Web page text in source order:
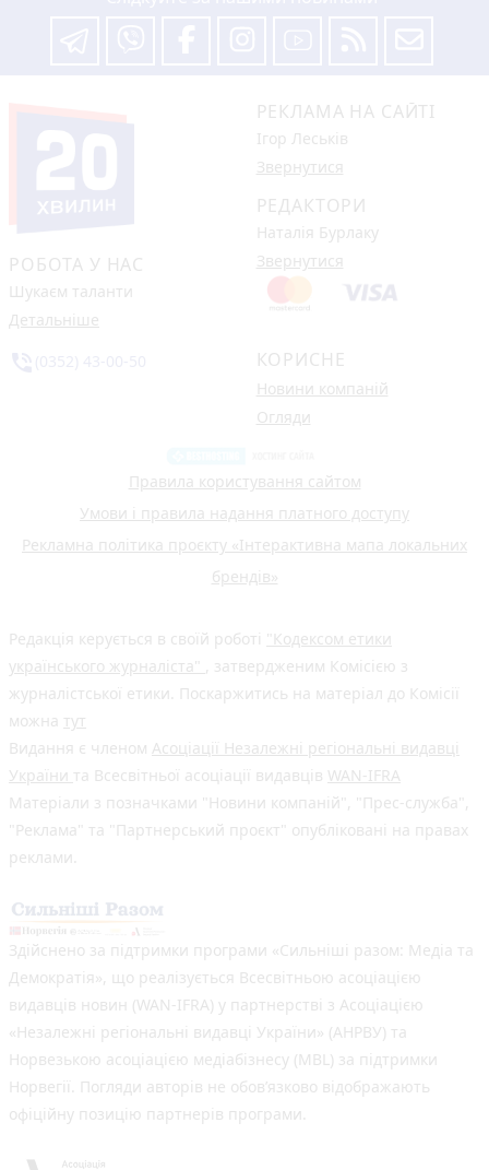
РОБОТА У НАС
Шукаєм таланти
Детальніше
РЕКЛАМА НА САЙТІ
Ігор Леськів
Звернутися
РЕДАКТОРИ
Наталія Бурлаку
Звернутися
КОРИСНЕ
Новини компаній
Огляди
Правила користування сайтом
Умови і правила надання платного доступу
Рекламна політика проєкту «Інтерактивна мапа локальних
брендів»
Редакція керується в своїй роботі "Кодексом етики
українського журналіста"
, затвердженим Комісією з
журналістської етики. Поскаржитись на матеріал до Комісії
можна тут
Видання є членом Асоціації Незалежні регіональні видавці
України та Всесвітньої асоціації видавців WAN-IFRA
Матеріали з позначками "Новини компаній", "Прес-служба",
"Реклама" та "Партнерський проєкт" опубліковані на правах
реклами.
Здійснено за підтримки програми «Сильніші разом: Медіа та
Демократія», що реалізується Всесвітньою асоціацією
видавців новин (WAN-IFRA) у партнерстві з Асоціацією
«Незалежні регіональні видавці України» (АНРВУ) та
Норвезькою асоціацією медіабізнесу (MBL) за підтримки
Норвегії. Погляди авторів не обов’язково відображають
офіційну позицію партнерів програми.